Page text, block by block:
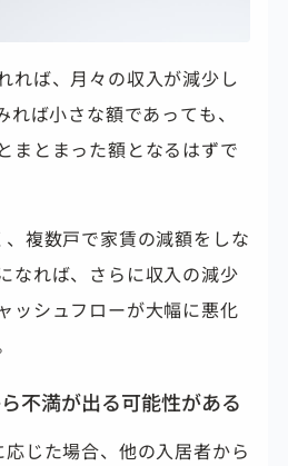
れば、月々の収入が減少し
ば小さな額であっても、
まとまった額となるはずで
複数戸で家賃の減額をしな
なれば、さらに収入の減少
ッシュフローが大幅に悪化
不満が出る可能性がある
じた場合、他の入居者から